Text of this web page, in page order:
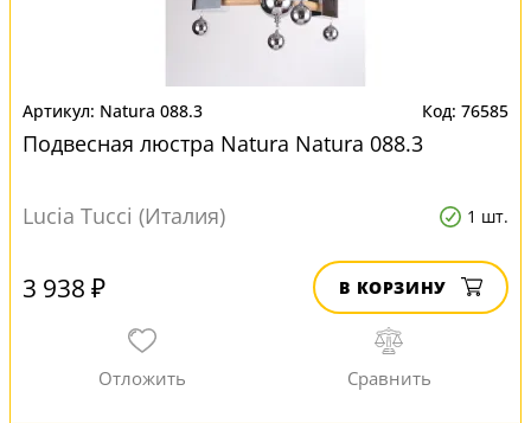
Natura 088.3 76585
Подвесная люстра Natura Natura 088.3
Lucia Tucci (Италия) 1 шт.
3 938 ₽ В КОРЗИНУ